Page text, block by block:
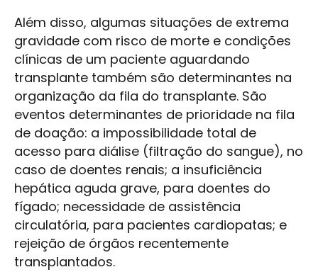
Além disso, algumas situações de extrema
gravidade com risco de morte e condições
clínicas de um paciente aguardando
transplante também são determinantes na
organização da fila do transplante. São
eventos determinantes de prioridade na fila
de doação: a impossibilidade total de
acesso para diálise (filtração do sangue), no
caso de doentes renais; a insuficiência
hepática aguda grave, para doentes do
fígado; necessidade de assistência
circulatória, para pacientes cardiopatas; e
rejeição de órgãos recentemente
transplantados.